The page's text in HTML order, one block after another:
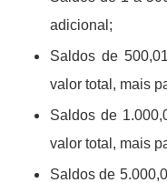
adicional;
Saldos de
valor total, mais
Saldos de
valor total, mais
Saldos de